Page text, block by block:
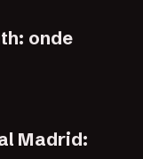
onde
Madrid: